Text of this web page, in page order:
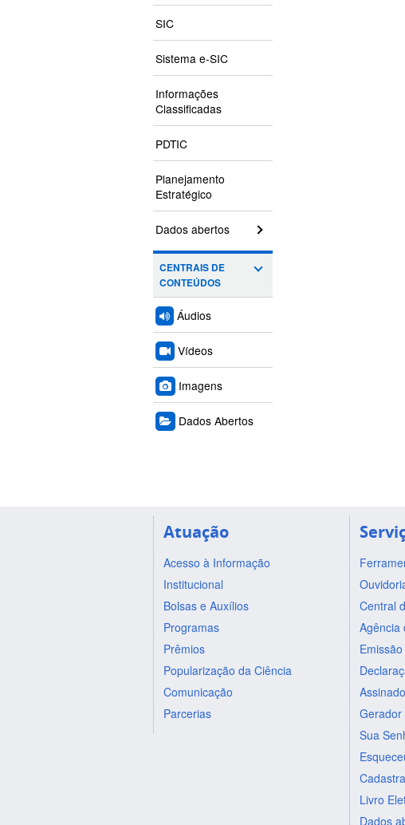
SIC
Sistema e-SIC
Informações
Classificadas
PDTIC
Planejamento
Estratégico
Dados abertos
CENTRAIS DE
CONTEÚDOS
Áudios
Vídeos
Imagens
Dados Abertos
Atuação
Acesso à Informação
Institucional
Bolsas e Auxílios
Programas
Prêmios
Popularização da Ciência
Comunicação
Parcerias
Central
Agência
Gerador
Sua
Livro
Dados